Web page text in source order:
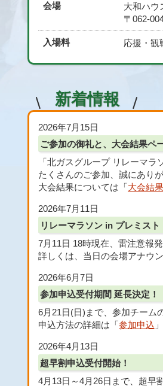
会場
大和ハウ
〒062-
入場料 応援・観
新着情報
2026年7月15日
ご参加の御礼と、大会結果ペ
「北ガスグループ リレーマラ
たくさんのご参加、誠にあり
大会結果については「大会結果
2026年7月11日
リレーマラソン in プレミス
7月11日 18時現在、雷注意報
詳しくは、当日の会場アナウ
2026年6月7日
参加申込受付期間 延長決定！
6月21日(日)まで、参加チーム
申込方法の詳細は「参加申込
2026年4月13日
超早割申込受付開始！
4月13日～4月26日まで、超早